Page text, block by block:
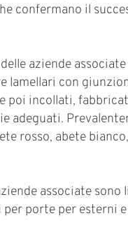
confermano il
aziende associate
lamellari con
poi incollati,
adeguati.
rosso, abete
associate sono
porte per esterni